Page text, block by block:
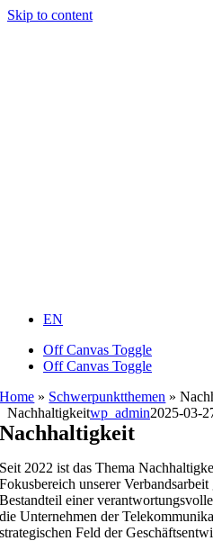
Skip to content
EN
Off Canvas Toggle
Off Canvas Toggle
Home » Schwerpunktthemen »
Nachhaltigkeitwp_admin2025-03-
Nachhaltigkeit
Seit 2022 ist das Thema
Fokusbereich unserer
Bestandteil einer
die Unternehmen der
strategischen Feld der